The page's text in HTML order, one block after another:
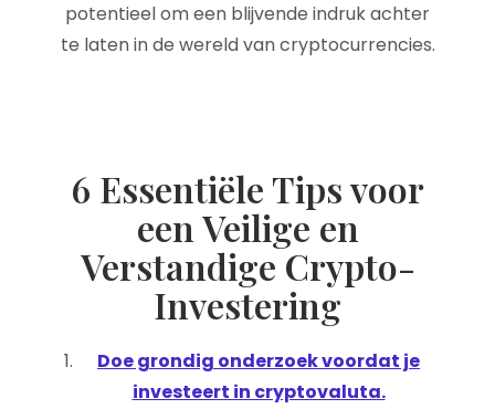
potentieel om een blijvende indruk achter
te laten in de wereld van cryptocurrencies.
6 Essentiële Tips voor
een Veilige en
Verstandige Crypto-
Investering
Doe grondig onderzoek voordat je
investeert in cryptovaluta.